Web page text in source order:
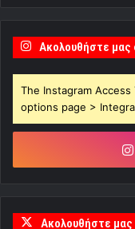
Ακολουθήστε μας
The Instagram
options page >
Ακολουθήστε μας